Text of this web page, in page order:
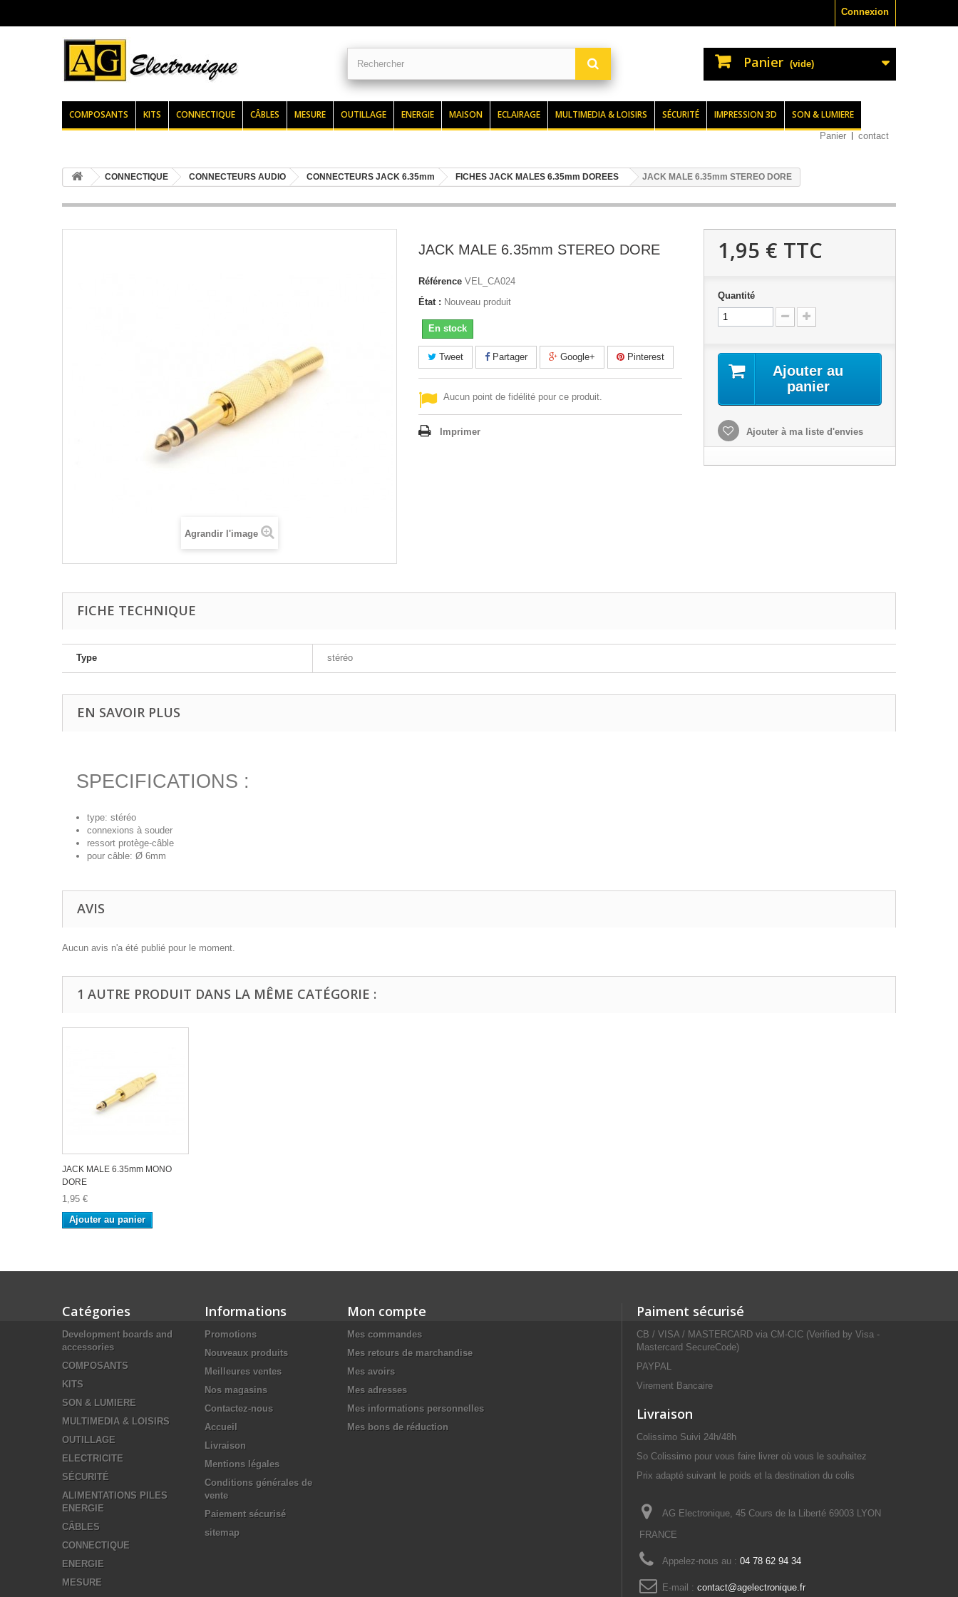
Connexion
Panier (vide)
COMPOSANTS KITS CONNECTIQUE CÂBLES MESURE OUTILLAGE ENERGIE MAISON ECLAIRAGE MULTIMEDIA & LOISIRS SÉCURITÉ IMPRESSION 3D SON & LUMIERE
Panier contact
CONNECTIQUE CONNECTEURS AUDIO CONNECTEURS JACK 6.35mm FICHES JACK MALES 6.35mm DOREES JACK MALE 6.35mm STEREO DORE
Agrandir l'image
JACK MALE 6.35mm STEREO DORE
Référence VEL_CA024
État : Nouveau produit
En stock
Tweet Partager Google+ Pinterest
Aucun point de fidélité pour ce produit.
Imprimer
1,95 € TTC
Quantité
Ajouter au
panier
Ajouter à ma liste d'envies
FICHE TECHNIQUE
Type stéréo
EN SAVOIR PLUS
SPECIFICATIONS :
type: stéréo
connexions à souder
ressort protège-câble
pour câble: Ø 6mm
AVIS
Aucun avis n'a été publié pour le moment.
1 AUTRE PRODUIT DANS LA MÊME CATÉGORIE :
JACK MALE 6.35mm MONO
DORE
1,95 €
Ajouter au panier
Catégories
Development boards and
accessories
COMPOSANTS
KITS
SON & LUMIERE
MULTIMEDIA & LOISIRS
OUTILLAGE
ELECTRICITE
SÉCURITÉ
ALIMENTATIONS PILES
ENERGIE
CÂBLES
CONNECTIQUE
ENERGIE
MESURE
Informations
Promotions
Nouveaux produits
Meilleures ventes
Nos magasins
Contactez-nous
Accueil
Livraison
Mentions légales
Conditions générales de
vente
Paiement sécurisé
sitemap
Mon compte
Mes commandes
Mes retours de marchandise
Mes avoirs
Mes adresses
Mes informations personnelles
Mes bons de réduction
Paiment sécurisé
CB / VISA / MASTERCARD via CM-CIC (Verified by Visa -
Mastercard SecureCode)
PAYPAL
Virement Bancaire
Livraison
Colissimo Suivi 24h/48h
So Colissimo pour vous faire livrer où vous le souhaitez
Prix adapté suivant le poids et la destination du colis
AG Electronique, 45 Cours de la Liberté 69003 LYON
FRANCE
Appelez-nous au : 04 78 62 94 34
E-mail : contact@agelectronique.fr